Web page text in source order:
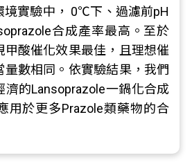
境實驗中， 0℃下、過濾前pH
合成產率最高。至於
甲酸催化效果最佳，且理想催
量數相同。依實驗結果，我們
濟的Lansoprazole一鍋化合成
用於更多Prazole類藥物的合